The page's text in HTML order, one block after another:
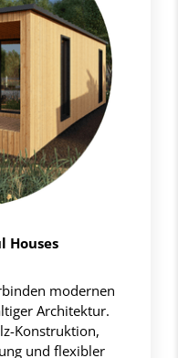
Houses
modernen
Architektur.
Konstruktion,
und flexibler